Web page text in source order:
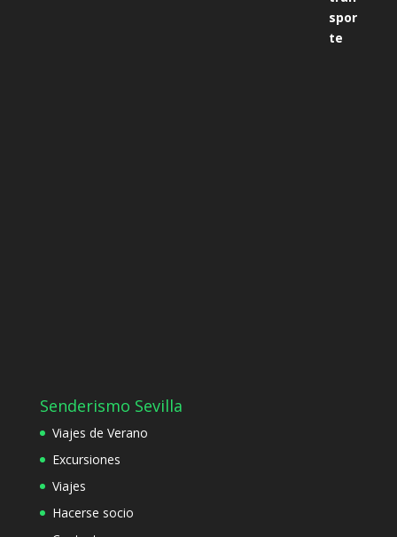
Senderismo Sevilla
Viajes de Verano
Excursiones
Viajes
Hacerse socio